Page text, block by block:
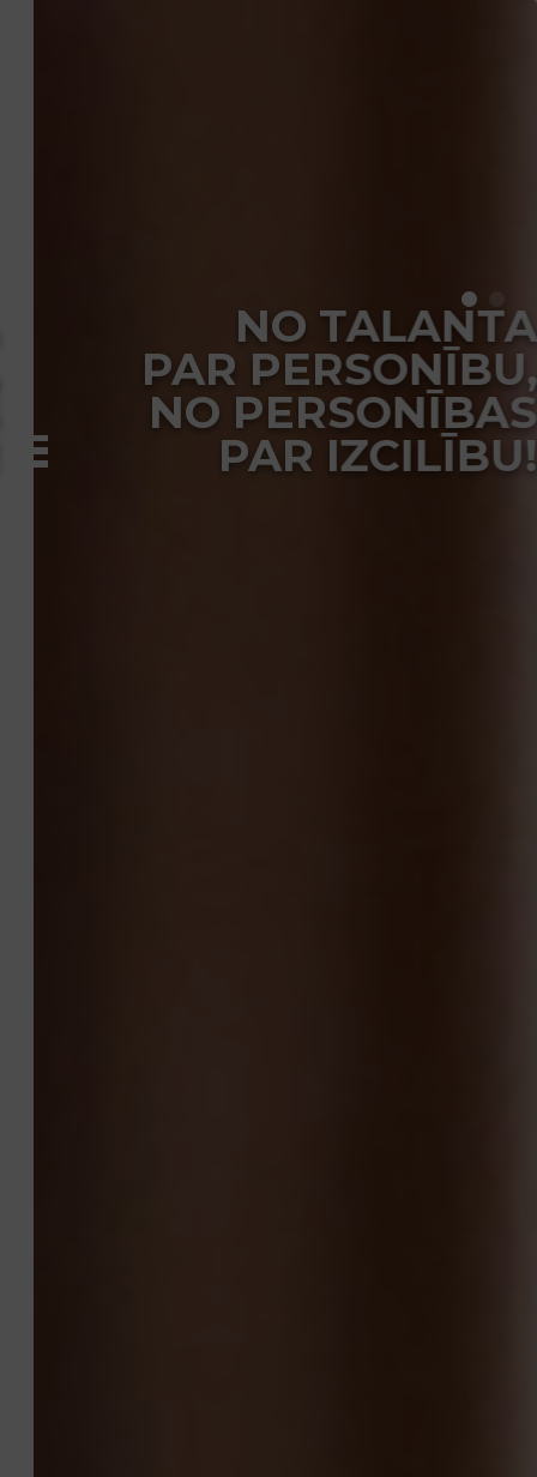
NO TALANTA
PAR PERSONĪBU,
NO PERSONĪBAS
PAR IZCILĪBU!